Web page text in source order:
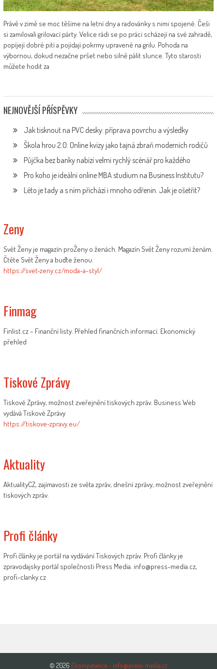
Právě v zimě se moc těšíme na letní dny a radovánky s nimi spojené. Češi
si zamilovali grilovací párty. Velice rádi se po práci scházejí na své zahradě,
popíjejí dobré pití a pojídají pokrmy upravené na grilu. Pohoda na
výbornou, dokud nezačne pršet nebo silně pálit slunce. Tyto starosti
můžete hodit za
NEJNOVĚJŠÍ PŘÍSPĚVKY
Jak tisknout na PVC desky: příprava povrchu a výsledky
Škola hrou 2.0: Online kvízy jako tajná zbraň moderních rodičů
Půjčka bez banky nabízí velmi rychlý scénář pro každého
Pro koho je ideální online MBA studium na Business Institutu?
Léto je tady a s ním přichází i mnoho odřenin. Jak je ošetřit?
Zeny
Svět Ženy je magazín proŽeny o ženách. Magazín Svět Ženy rozumí ženám.
Čtěte Svět Ženy a buďte ženou.
https://svet-zeny.cz/moda-a-styl/
Finmag
Finlist.cz – Finanční listy. Přehled finančních informací. Ekonomický
přehled
Tiskové Zprávy
Tiskové Zprávy, možnost zveřejnění tiskových zpráv. Business Web
vydává Tiskové Zprávy
https://tiskove-zpravy.eu/
Aktuality
AktualityCZ, zajímavosti ze světa zpráv, dnešní zprávy, možnost zveřejnění
tiskových zpráv.
Profi články
Profi články je portál na vydávání Tiskových zpráv. Profi články je
zpravodajsky portál společnosti Press Media. info@press-media.cz,
profi-clanky.cz
© 2026 Ekompetence - info@press-media.cz